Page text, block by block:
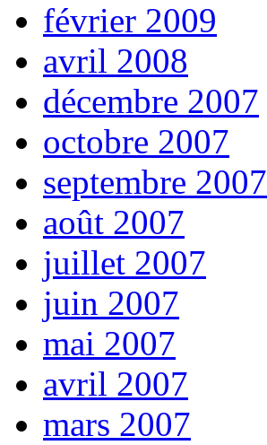
février 2009
avril 2008
décembre 2007
octobre 2007
septembre 2007
août 2007
juillet 2007
juin 2007
mai 2007
avril 2007
mars 2007